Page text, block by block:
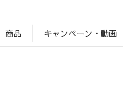
商品 キャンペーン・動画